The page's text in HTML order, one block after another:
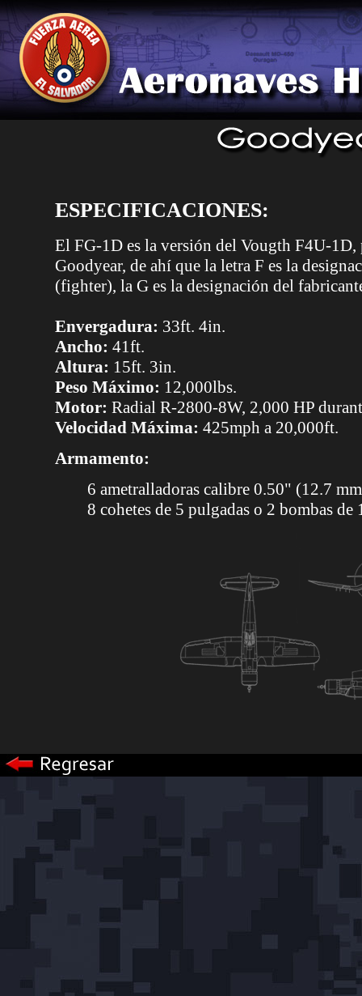
ESPECIFICACIONES:
El FG-1D es la versión del Vougth F4U-1D,
Goodyear, de ahí que la letra F es la
(fighter), la G es la designación del
Envergadura: 33ft. 4in.
Ancho: 41ft.
Altura: 15ft. 3in.
Peso Máximo: 12,000lbs.
Motor: Radial R-2800-8W, 2,000 HP
Velocidad Máxima: 425mph a 20,000ft.
Armamento:
6 ametralladoras calibre 0.50" (12.7
8 cohetes de 5 pulgadas o 2 bombas de